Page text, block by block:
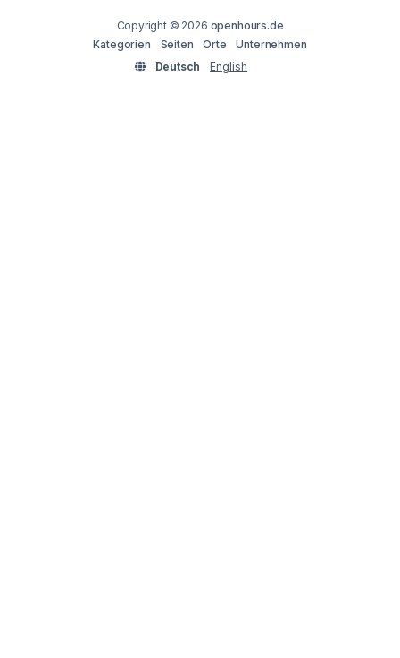
Copyright © 2026 openhours.de
Kategorien
Seiten Orte
Unternehmen
Deutsch
English